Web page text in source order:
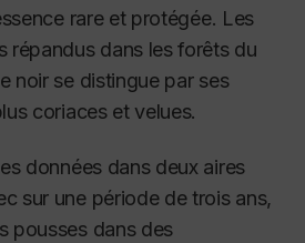
rare et protégée. Les
répandus dans les forêts du
noir se distingue par ses
coriaces et velues.
données dans deux aires
sur une période de trois ans,
pousses dans des